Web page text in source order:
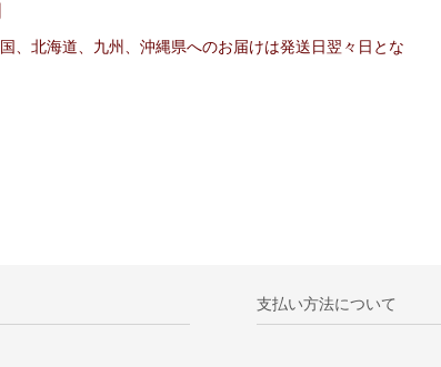
、北海道、九州、沖縄県へのお届けは発送日翌々日とな
支払い方法について